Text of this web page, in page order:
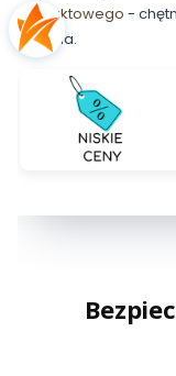
kontaktowego -
pytania.